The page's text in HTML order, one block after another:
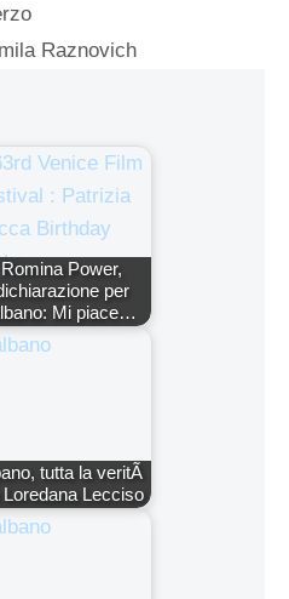
Raznovich
Romina Power,
per
Mi piace…
tutta la veritÃ
Lecciso